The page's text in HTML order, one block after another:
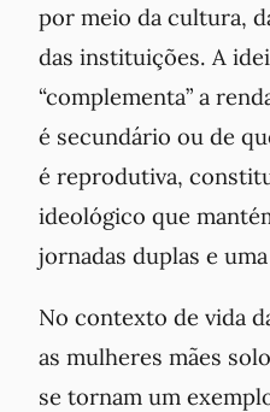
por meio da cultura,
das instituições. A
“complementa” a
é secundário ou de
é reprodutiva,
ideológico que
jornadas duplas e
No contexto de vida
as mulheres mães
se tornam um